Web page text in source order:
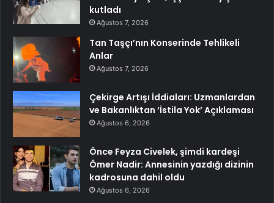
kutladı
Ağustos 7, 2026
Tan Taşçı’nın Konserinde Tehlikeli
Anlar
Ağustos 7, 2026
Çekirge Artışı İddiaları: Uzmanlardan
ve Bakanlıktan ‘İstila Yok’ Açıklaması
Ağustos 6, 2026
Önce Feyza Civelek, şimdi kardeşi
Ömer Nadir: Annesinin yazdığı dizinin
kadrosuna dahil oldu
Ağustos 6, 2026